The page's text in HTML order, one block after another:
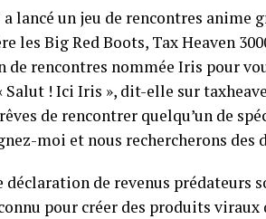
a lancé un jeu de rencontres
les Big Red Boots, Tax Heaven
rencontres nommée Iris pour
Salut ! Ici Iris », dit-elle sur
de rencontrer quelqu’un de
moi et nous rechercherons
déclaration de revenus prédateurs
pour créer des produits